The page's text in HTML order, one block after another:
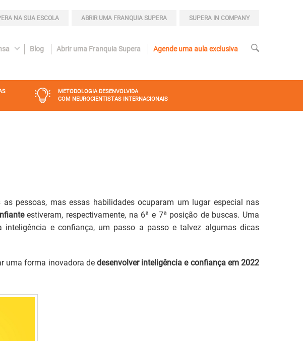
NA SUA ESCOLA ABRIR UMA FRANQUIA SUPERA SUPERA IN COMPANY
Blog Abrir uma Franquia Supera Agende uma aula exclusiva
METODOLOGIA DESENVOLVIDA
COM NEUROCIENTISTAS INTERNACIONAIS
pessoas, mas essas habilidades ocuparam um lugar especial nas
estiveram, respectivamente, na 6ª e 7ª posição de buscas. Uma
e confiança, um passo a passo e talvez algumas dicas
uma forma inovadora dedesenvolver inteligência e confiança em 2022